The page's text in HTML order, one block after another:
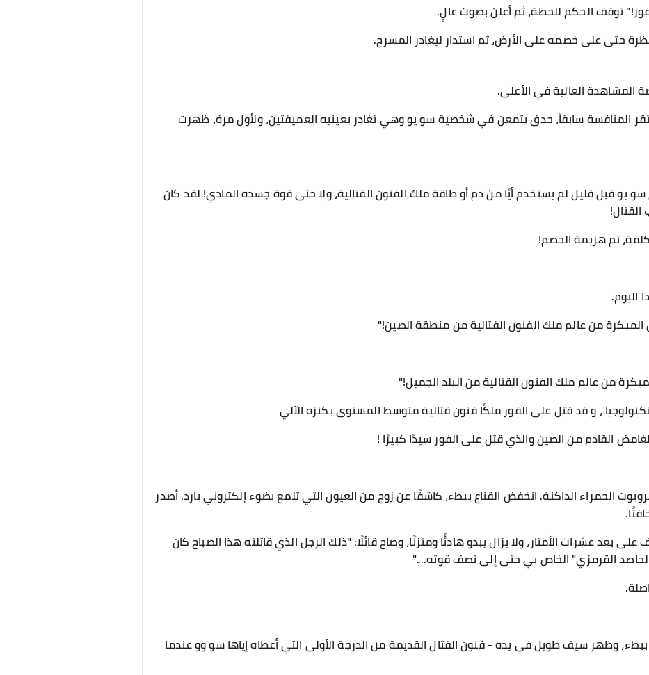
توقف الحكم للحظة، ثم أعلن بصوت عالٍ.
حتى على خصمه على الأرض، ثم استدار ليغادر المسرح.
العالية في الأعلى.
المنافسة سابقاً، حدق بتمعن في شخصية سو يو وهي تغادر بعينيه العميقتين، ولأول مرة، ظهرت
يو قبل قليل لم يستخدم أيًا من دم أو طاقة ملك الفنون القتالية، ولا حتى قوة جسده المادي! لقد كان
تم هزيمة الخصم!
اليوم.
من عالم ملك الفنون القتالية من منطقة الصين!"
من عالم ملك الفنون القتالية من البلد الجميل!"
، و قد قتل على الفور ملكًا فنون قتالية متوسط ​​المستوى بكنزه الآلي
القادم من الصين والذي قتل على الفور سيدًا كبيرًا !
الحمراء الداكنة. انخفض القناع ببطء، كاشفًا عن زوج من العيون التي تلمع بضوء إلكتروني بارد. أصدر
بعد عشرات الأمتار، ولا يزال يبدو هادئًا ومتزنًا، وصاح قائلًا: "ذلك الرجل الذي قاتلته هذا الصباح كان
القرمزي" الخاص بي حتى إلى نصف قوته...."
وظهر سيف طويل في يده - فنون القتال القديمة من الدرجة الأولى التي أعطاه إياها سو وو عندما